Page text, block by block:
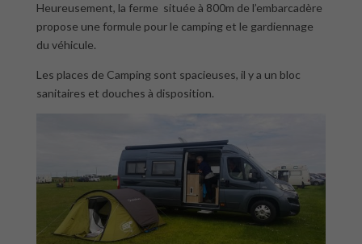
Heureusement, la ferme située à 800m de l’embarcadère
propose une formule pour le camping et le gardiennage
du véhicule.
Les places de Camping sont spacieuses, il y a un bloc
sanitaires et douches à disposition.